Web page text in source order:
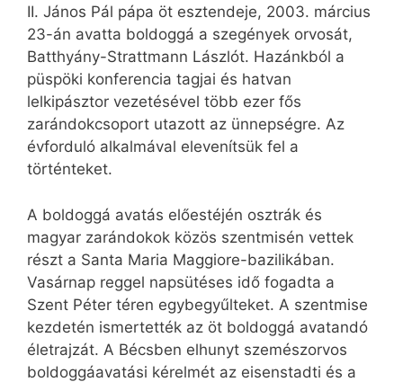
II. János Pál pápa öt esztendeje, 2003. március
23-án avatta boldoggá a szegények orvosát,
Batthyány-Strattmann Lászlót. Hazánkból a
püspöki konferencia tagjai és hatvan
lelkipásztor vezetésével több ezer fős
zarándokcsoport utazott az ünnepségre. Az
évforduló alkalmával elevenítsük fel a
történteket.
A boldoggá avatás előestéjén osztrák és
magyar zarándokok közös szentmisén vettek
részt a Santa Maria Maggiore-bazilikában.
Vasárnap reggel napsütéses idő fogadta a
Szent Péter téren egybegyűlteket. A szentmise
kezdetén ismertették az öt boldoggá avatandó
életrajzát. A Bécsben elhunyt szemészorvos
boldoggáavatási kérelmét az eisenstadti és a